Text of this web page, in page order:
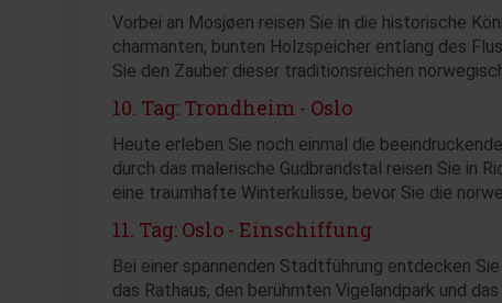
Vorbei an Mosjøen reisen Sie in die historische
charmanten, bunten Holzspeicher entlang des
Sie den Zauber dieser traditionsreichen
10. Tag: Trondheim - Oslo
Heute erleben Sie noch einmal die
durch das malerische Gudbrandstal reisen Sie in
eine traumhafte Winterkulisse, bevor Sie die
11. Tag: Oslo - Einschiffung
Bei einer spannenden Stadtführung entdecken
das Rathaus, den berühmten Vigelandpark und